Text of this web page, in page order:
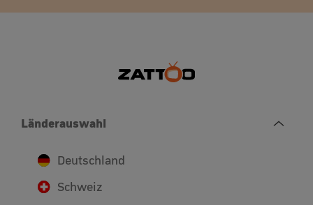
Länderauswahl
Deutschland
Schweiz